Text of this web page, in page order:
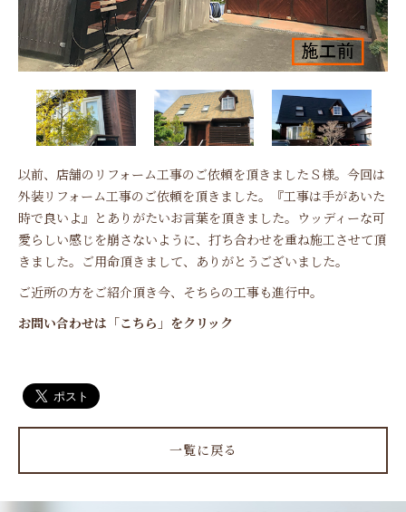
以前、店舗のリフォーム工事のご依頼を頂きましたＳ様。今回は
外装リフォーム工事のご依頼を頂きました。『工事は手があいた
時で良いよ』とありがたいお言葉を頂きました。ウッディーな可
愛らしい感じを崩さないように、打ち合わせを重ね施工させて頂
きました。ご用命頂きまして、ありがとうございました。
ご近所の方をご紹介頂き今、そちらの工事も進行中。
お問い合わせは「こちら」をクリック
一覧に戻る